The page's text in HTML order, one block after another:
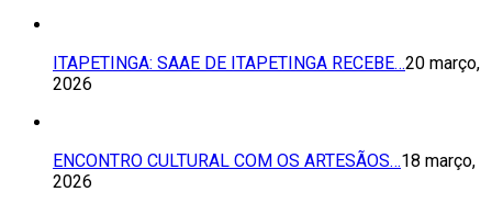
ITAPETINGA: SAAE DE ITAPETINGA RECEBE…20 março,
2026
ENCONTRO CULTURAL COM OS ARTESÃOS…18 março,
2026